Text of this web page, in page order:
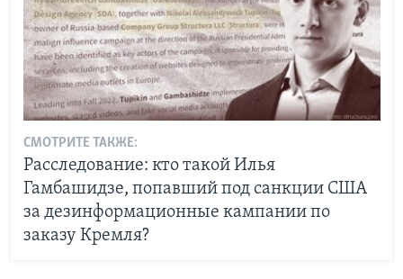
СМОТРИТЕ ТАКЖЕ:
Расследование: кто такой Илья
Гамбашидзе, попавший под санкции США
за дезинформационные кампании по
заказу Кремля?